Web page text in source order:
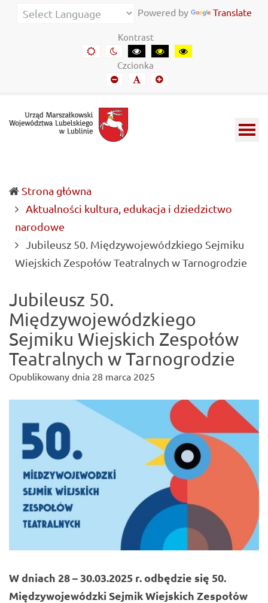
Urząd
Informacje
Lubelszczyźnie
Powered by Translate
Kontrast
Domyślny
kontrast
Kontrast
nocny
Kontrast
czarny-
biały
Kontrast
czarny-
Kontrast
żółto-
Czcionka
Mniejszy
font
Domyślny
font
Mniejszy
Strona główna
Aktualności kultura, edukacja i dziedzictwo
narodowe
Jubileusz 50. Międzywojewódzkiego Sejmiku
Wiejskich Zespołów Teatralnych w Tarnogrodzie
Jubileusz 50.
Międzywojewódzkiego
Sejmiku Wiejskich Zespołów
Teatralnych w Tarnogrodzie
Opublikowany dnia 28 marca 2025
W dniach 28 – 30.03.2025 r. odbędzie się 50.
Międzywojewódzki Sejmik Wiejskich Zespołów